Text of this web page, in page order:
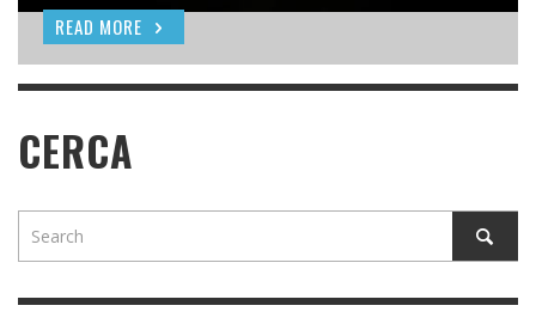
READ MORE
READ MORE
READ MORE
CERCA